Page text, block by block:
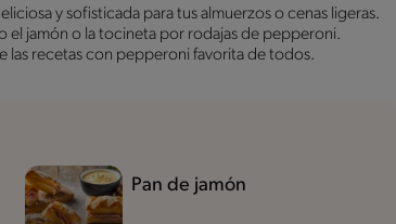
y sofisticada para tus almuerzos o cenas ligeras.
el jamón o la tocineta por rodajas de pepperoni.
las recetas con pepperoni favorita de todos.
Pan de jamón